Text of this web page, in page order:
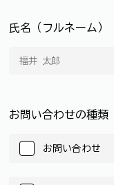
氏名（フルネーム）
お問い合わせの種類
お問い合わせ